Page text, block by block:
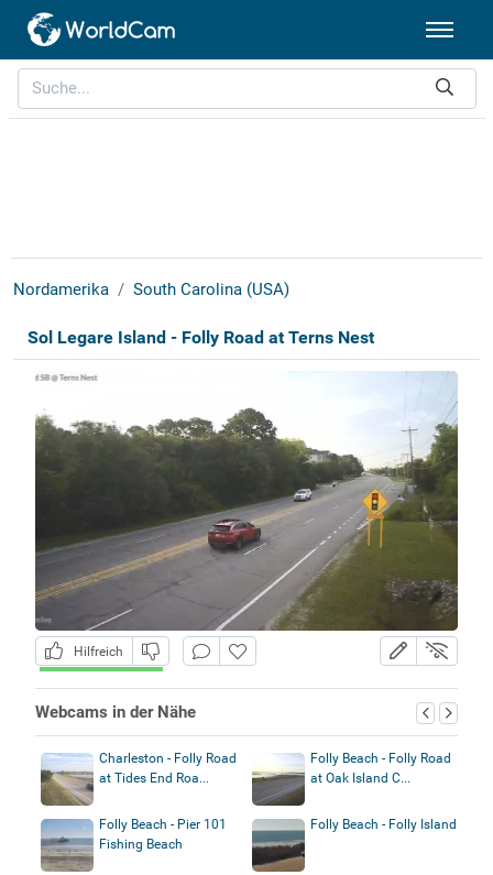
Nordamerika South Carolina (USA)
Sol Legare Island - Folly Road at Terns Nest
Hilfreich
Webcams in der Nähe
Charleston - Folly Road
at Tides End Roa...
Folly Beach - Folly Road
at Oak Island C...
Folly Beach - Pier 101
Fishing Beach
Folly Beach - Folly Island